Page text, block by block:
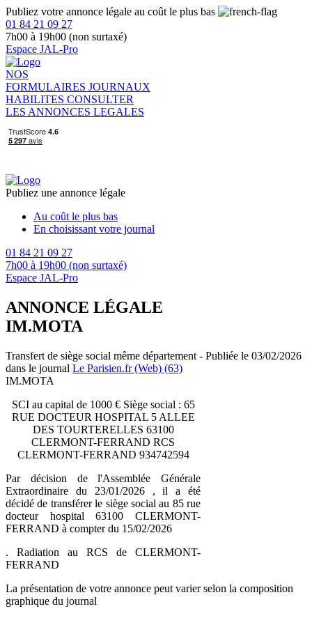
Publiez votre annonce légale au coût le plus bas
01 84 21 09 27
7h00 à 19h00 (non surtaxé)
Espace JAL-Pro
NOS
FORMULAIRES JOURNAUX
HABILITES CONSULTER
LES ANNONCES LEGALES
Publiez une annonce légale
Au coût le plus bas
En choisissant votre journal
01 84 21 09 27
7h00 à 19h00 (non surtaxé)
Espace JAL-Pro
ANNONCE LÉGALE
IM.MOTA
Transfert de siège social même département - Publiée le 03/02/2026
dans le journal Le Parisien.fr (Web) (63)
IM.MOTA
SCI au capital de 1000 € Siège social : 65
RUE DOCTEUR HOSPITAL 5 ALLEE
DES TOURTERELLES 63100
CLERMONT-FERRAND RCS
CLERMONT-FERRAND 934742594
Par décision de l'Assemblée Générale
Extraordinaire du 23/01/2026 , il a été
décidé de transférer le siège social au 85 rue
docteur hospital 63100 CLERMONT-
FERRAND à compter du 15/02/2026
. Radiation au RCS de CLERMONT-
FERRAND
La présentation de votre annonce peut varier selon la composition
graphique du journal